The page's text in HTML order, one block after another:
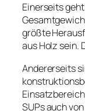
Einerseits
größte
aus Holz sein.
Andererseits
SUPs auch